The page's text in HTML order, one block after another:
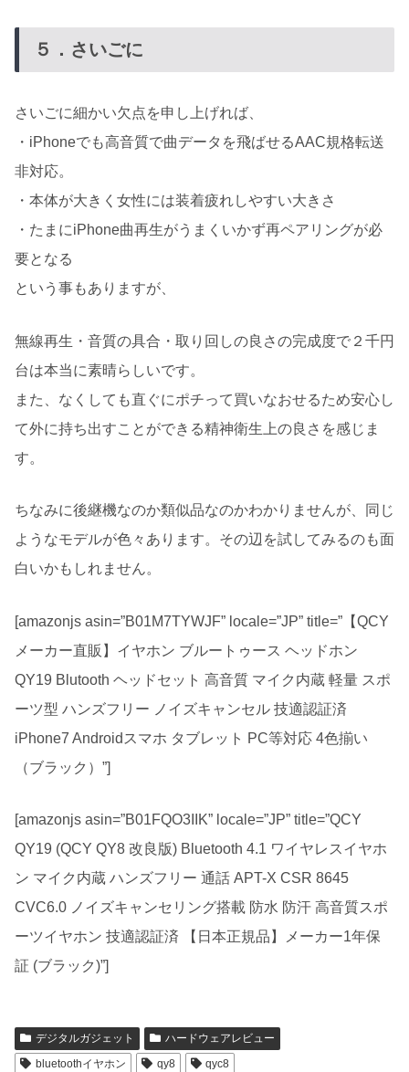
５．さいごに
さいごに細かい欠点を申し上げれば、
・iPhoneでも高音質で曲データを飛ばせるAAC規格転送
非対応。
・本体が大きく女性には装着疲れしやすい大きさ
・たまにiPhone曲再生がうまくいかず再ペアリングが必
要となる
という事もありますが、
無線再生・音質の具合・取り回しの良さの完成度で２千円
台は本当に素晴らしいです。
また、なくしても直ぐにポチって買いなおせるため安心し
て外に持ち出すことができる精神衛生上の良さを感じま
す。
ちなみに後継機なのか類似品なのかわかりませんが、同じ
ようなモデルが色々あります。その辺を試してみるのも面
白いかもしれません。
[amazonjs asin=”B01M7TYWJF” locale=”JP” title=”【QCY
メーカー直販】イヤホン ブルートゥース ヘッドホン
QY19 Blutooth ヘッドセット 高音質 マイク内蔵 軽量 スポ
ーツ型 ハンズフリー ノイズキャンセル 技適認証済
iPhone7 Androidスマホ タブレット PC等対応 4色揃い
（ブラック）”]
[amazonjs asin=”B01FQO3IIK” locale=”JP” title=”QCY
QY19 (QCY QY8 改良版) Bluetooth 4.1 ワイヤレスイヤホ
ン マイク内蔵 ハンズフリー 通話 APT-X CSR 8645
CVC6.0 ノイズキャンセリング搭載 防水 防汗 高音質スポ
ーツイヤホン 技適認証済 【日本正規品】メーカー1年保
証 (ブラック)”]
デジタルガジェット
ハードウェアレビュー
bluetoothイヤホン
qy8 qyc8